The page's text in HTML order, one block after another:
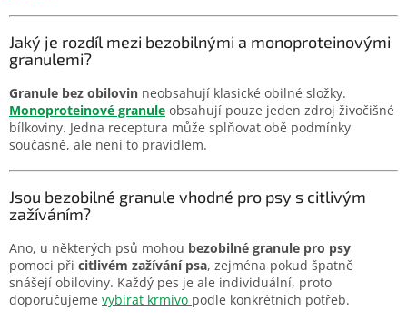
Jaký je rozdíl mezi bezobilnými a monoproteinovými
granulemi?
Granule bez obilovin neobsahují klasické obilné složky.
Monoproteinové granule obsahují pouze jeden zdroj živočišné
bílkoviny. Jedna receptura může splňovat obě podmínky
současně, ale není to pravidlem.
Jsou bezobilné granule vhodné pro psy s citlivým
zažíváním?
Ano, u některých psů mohou bezobilné granule pro psy
pomoci při citlivém zažívání psa, zejména pokud špatně
snášejí obiloviny. Každý pes je ale individuální, proto
doporučujeme vybírat krmivo podle konkrétních potřeb.